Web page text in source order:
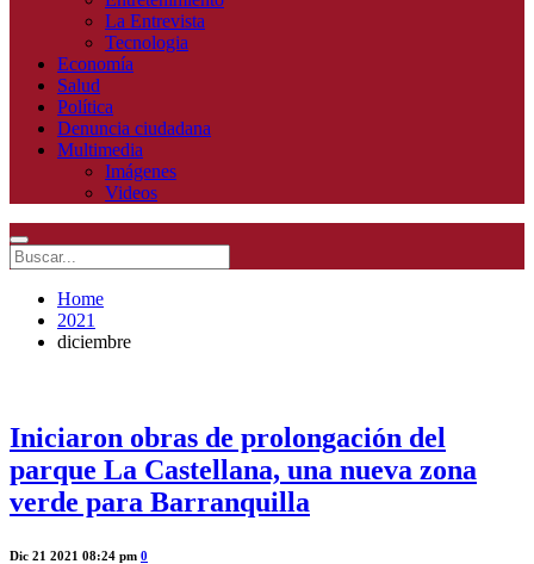
La Entrevista
Tecnologia
Economía
Salud
Política
Denuncia ciudadana
Multimedia
Imágenes
Videos
Home
2021
diciembre
Iniciaron obras de prolongación del
parque La Castellana, una nueva zona
verde para Barranquilla
Dic 21 2021 08:24 pm 0